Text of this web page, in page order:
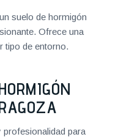
suelo de hormigón
Ofrece una
tipo de entorno.
para